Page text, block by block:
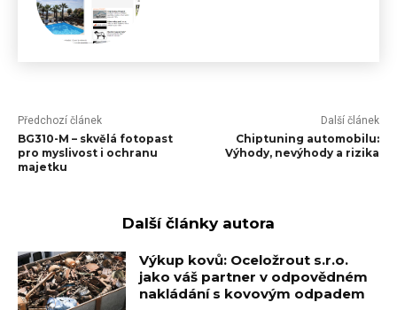
Předchozí článek
BG310-M – skvělá fotopast
pro myslivost i ochranu
majetku
Další článek
Chiptuning automobilu:
Výhody, nevýhody a rizika
Další články autora
Výkup kovů: Oceložrout s.r.o.
jako váš partner v odpovědném
nakládání s kovovým odpadem